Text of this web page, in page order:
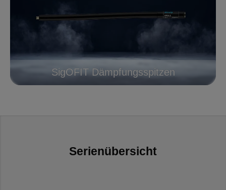
SigOFIT Dämpfungsspitzen
Serienübersicht